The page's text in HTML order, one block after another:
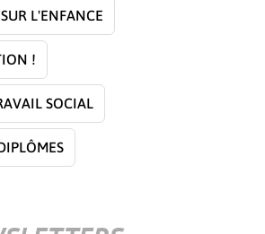
L'ENFANCE
!
SOCIAL